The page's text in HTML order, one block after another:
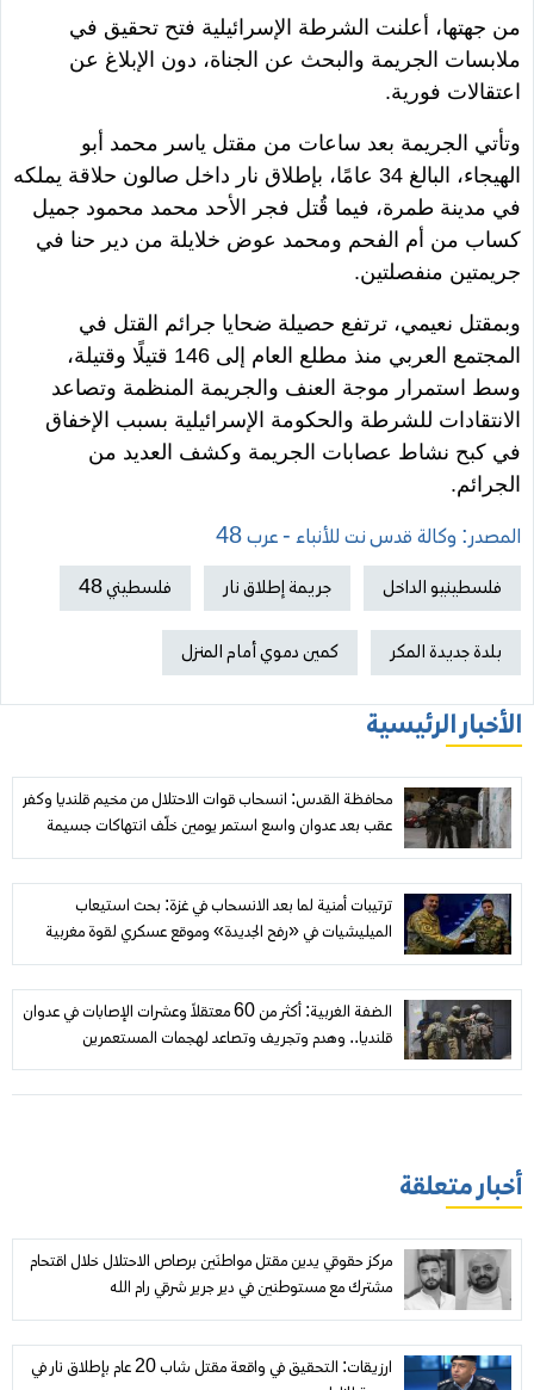
من جهتها، أعلنت الشرطة الإسرائيلية فتح تحقيق في
ملابسات الجريمة والبحث عن الجناة، دون الإبلاغ عن
اعتقالات فورية.
وتأتي الجريمة بعد ساعات من مقتل ياسر محمد أبو
الهيجاء، البالغ 34 عامًا، بإطلاق نار داخل صالون حلاقة يملكه
في مدينة طمرة، فيما قُتل فجر الأحد محمد محمود جميل
كساب من أم الفحم ومحمد عوض خلايلة من دير حنا في
جريمتين منفصلتين.
وبمقتل نعيمي، ترتفع حصيلة ضحايا جرائم القتل في
المجتمع العربي منذ مطلع العام إلى 146 قتيلًا وقتيلة،
وسط استمرار موجة العنف والجريمة المنظمة وتصاعد
الانتقادات للشرطة والحكومة الإسرائيلية بسبب الإخفاق
في كبح نشاط عصابات الجريمة وكشف العديد من
الجرائم.
المصدر: وكالة قدس نت للأنباء - عرب 48
فلسطينيو الداخل جريمة إطلاق نار فلسطيني 48
بلدة جديدة المكر كمين دموي أمام المنزل
الأخبار الرئيسية
محافظة القدس: انسحاب قوات الاحتلال من مخيم قلنديا وكفر
عقب بعد عدوان واسع استمر يومين خلّف انتهاكات جسيمة
ترتيبات أمنية لما بعد الانسحاب في غزة: بحث استيعاب
الميليشيات في «رفح الجديدة» وموقع عسكري لقوة مغربية
الضفة الغربية: أكثر من 60 معتقلاً وعشرات الإصابات في عدوان
قلنديا.. وهدم وتجريف وتصاعد لهجمات المستعمرين
أخبار متعلقة
مركز حقوقي يدين مقتل مواطنَين برصاص الاحتلال خلال اقتحام
مشترك مع مستوطنين في دير جرير شرقي رام الله
ارزيقات: التحقيق في واقعة مقتل شاب 20 عام بإطلاق نار في